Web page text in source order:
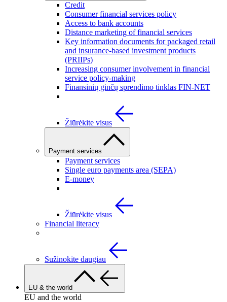
Credit
Consumer financial services policy
Access to bank accounts
Distance marketing of financial services
Key information documents for packaged retail
and insurance-based investment products
(PRIIPs)
Increasing consumer involvement in financial
service policy-making
Finansinių ginčų sprendimo tinklas FIN-NET
Žiūrėkite visus
Payment services
Payment services
Single euro payments area (SEPA)
E-money
Žiūrėkite visus
Financial literacy
Sužinokite daugiau
EU & the world
EU and the world